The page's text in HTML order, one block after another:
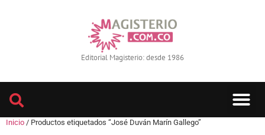
Editorial Magisterio: desde 1986
Inicio / Productos etiquetados “José Duván Marín Gallego”